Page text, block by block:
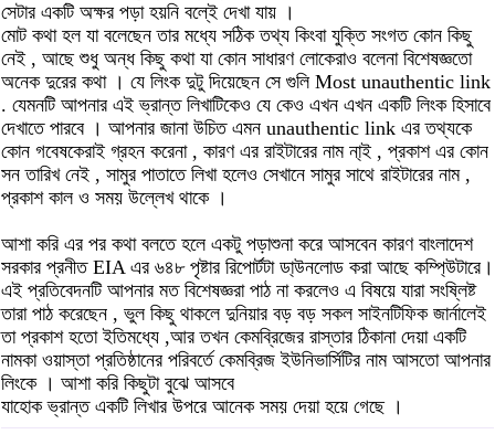
সেটার একটি অক্ষর পড়া হয়নি বলে্‌ই দেখা যায় ।
মোট কথা হল যা বলেছেন তার মধ্যে সঠিক তথ্য কিংবা যুক্তি সংগত কোন কিছু
নেই , আছে শুধু অন্ধ কিছু কথা যা কোন সাধারণ লোকেরাও বলেনা বিশেষজ্ঞতো
অনেক দুরের কথা । যে লিংক দুটু দিয়েছেন সে গুলি Most unauthentic link
. যেমনটি আপনার এই ভ্রান্ত লিখাটিকেও যে কেও এখন এখন একটি লিংক হিসাবে
দেখাতে পারবে । আপনার জানা উচিত এমন unauthentic link এর তথ্যকে
কোন গবেষকেরাই গ্রহন করেনা , কারণ এর রাইটারের নাম না্ই , প্রকাশ এর কোন
সন তারিখ নেই , সামুর পাতাতে লিখা হলেও সেখানে সামুর সাথে রাইটারের নাম ,
প্রকাশ কাল ও সময় উল্লেখ থাকে ।
আশা করি এর পর কথা বলতে হলে একটু পড়াশুনা করে আসবেন কারণ বাংলাদেশ
সরকার প্রনীত EIA এর ৬৪৮ পৃষ্টার রিপোর্টটা ডা্‌উনলোড করা আছে কম্পি্‌উটারে।
এই প্রতিবেদনটি আপনার মত বিশেষজ্ঞরা পাঠ না করলেও এ বিষয়ে যারা সংষ্লিষ্ট
তারা পাঠ করেছেন , ভুল কিছু থাকলে দুনিয়ার বড় বড় সকল সাইনটিফিক জার্নালেই
তা প্রকাশ হতো ইতিমধ্যে ,আর তখন কেমব্রিজের রাস্তার ঠিকানা দেয়া একটি
নামকা ওয়াস্তা প্রতিষ্ঠানের পরিবর্তে কেমব্রিজ ইউনিভার্সিটির নাম আসতো আপনার
লিংকে । আশা করি কিছুটা বুঝে আসবে
যাহোক ভ্রান্ত একটি লিখার উপরে আনেক সময় দেয়া হয়ে গেছে ।